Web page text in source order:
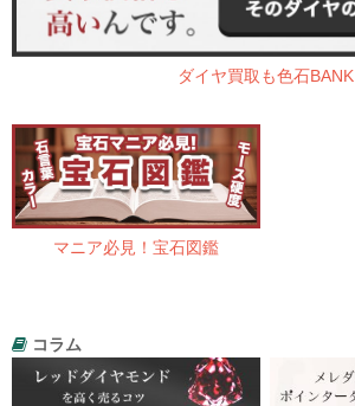
ダイヤ買取も色石BANK
マニア必見！宝石図鑑
コラム